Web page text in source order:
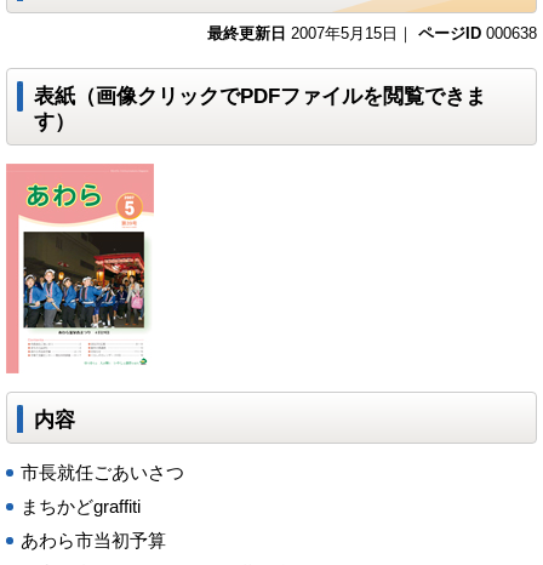
最終更新日 2007年5月15日｜ ページID 000638
表紙（画像クリックでPDFファイルを閲覧できま
す）
内容
市長就任ごあいさつ
まちかどgraffiti
あわら市当初予算